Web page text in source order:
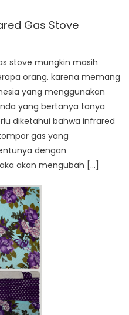
Gas Stove
stove mungkin masih
orang. karena memang
yang menggunakan
yang bertanya tanya
diketahui bahwa infrared
gas yang
dengan
akan mengubah […]